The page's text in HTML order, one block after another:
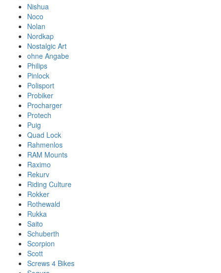
Nishua
Noco
Nolan
Nordkap
Nostalgic Art
ohne Angabe
Philips
Pinlock
Polisport
Probiker
Procharger
Protech
Puig
Quad Lock
Rahmenlos
RAM Mounts
Raximo
Rekurv
Riding Culture
Rokker
Rothewald
Rukka
Saito
Schuberth
Scorpion
Scott
Screws 4 Bikes